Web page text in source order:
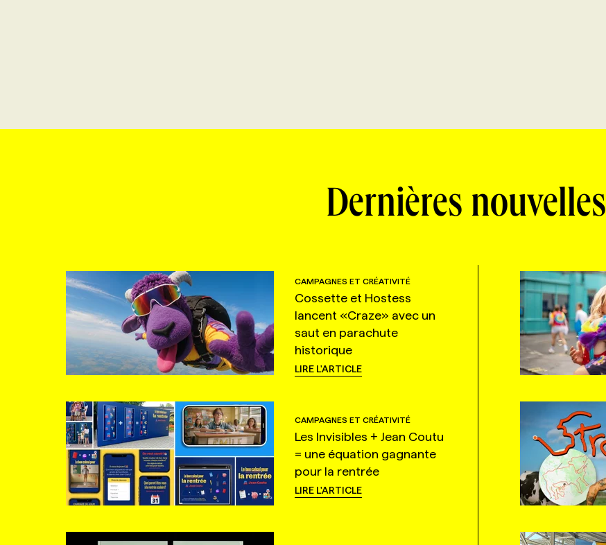
Dernières nouvelles
CAMPAGNES ET CRÉATIVITÉ
Cossette et Hostess
lancent «Craze» avec un
saut en parachute
historique
LIRE L'ARTICLE
CAMPAGNES ET CRÉATIVITÉ
Les Invisibles + Jean Coutu
= une équation gagnante
pour la rentrée
LIRE L'ARTICLE